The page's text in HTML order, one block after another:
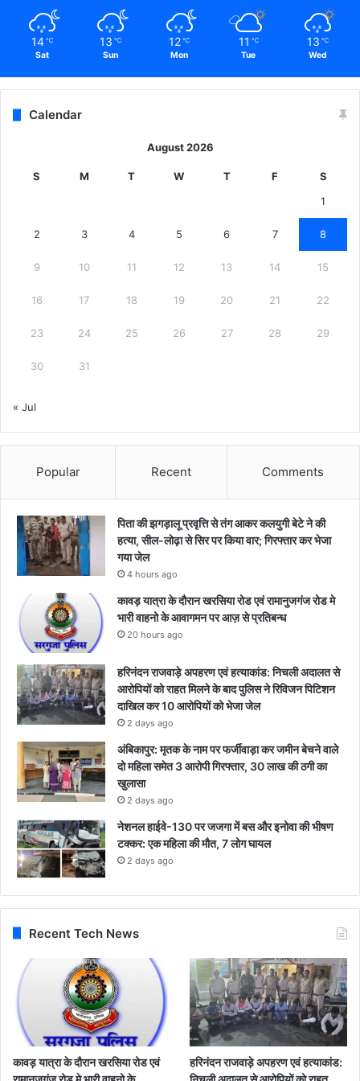
लि
मौ
द
का
गा
.
14 ℃
Sat
13 ℃
Sun
12 ℃
Mon
11 ℃
Tue
13 ℃
Wed
Calendar
August 2026
S M T W T F
S
1
2 3 4 5 6 7 8
9 10 11 12 13 14 15
16 17 18 19 20 21 22
23 24 25 26 27 28 29
30 31
« Jul
Popular Recent Comments
पिता की झगड़ालू प्रवृत्ति से तंग आकर कलयुगी बेटे ने की
हत्या, सील-लोढ़ा से सिर पर किया वार; गिरफ्तार कर भेजा
गया जेल
4 hours ago
कावड़ यात्रा के दौरान खरसिया रोड एवं रामानुजगंज रोड मे
भारी वाहनो के आवागमन पर आज़ से प्रतिबन्ध
20 hours ago
हरिनंदन राजवाड़े अपहरण एवं हत्याकांड: निचली अदालत से
आरोपियों को राहत मिलने के बाद पुलिस ने रिविजन पिटिशन
दाखिल कर 10 आरोपियों को भेजा जेल
2 days ago
अंबिकापुर: मृतक के नाम पर फर्जीवाड़ा कर जमीन बेचने वाले
दो महिला समेत 3 आरोपी गिरफ्तार, 30 लाख की ठगी का
खुलासा
2 days ago
नेशनल हाईवे-130 पर जजगा में बस और इनोवा की भीषण
टक्कर: एक महिला की मौत, 7 लोग घायल
2 days ago
Recent Tech News
कावड़ यात्रा के दौरान खरसिया रोड एवं
हरिनंदन राजवाड़े अपहरण एवं हत्याकांड: